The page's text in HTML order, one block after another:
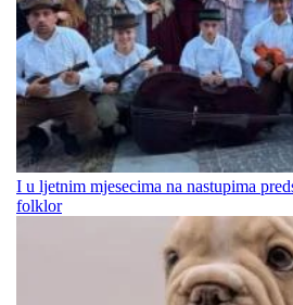
I u ljetnim mjesecima na nastupima
folklor